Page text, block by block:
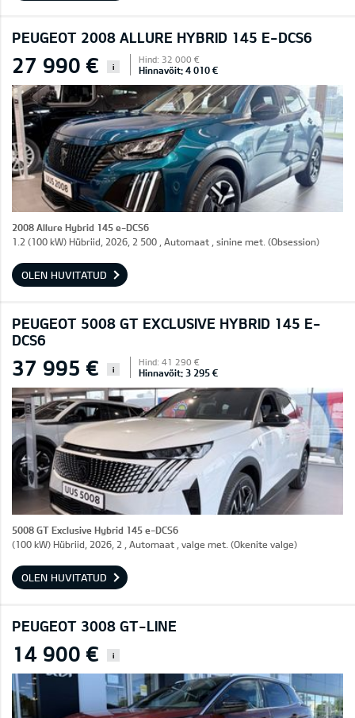
PEUGEOT 2008 ALLURE HYBRID 145 E-DCS6
27 990 € i
Hind: 32 000 €
Hinnavõit: 4 010 €
2008 Allure Hybrid 145 e-DCS6
1.2 (100 kW) Hübriid, 2026, 2 500 , Automaat , sinine met. (Obsession)
OLEN HUVITATUD
PEUGEOT 5008 GT EXCLUSIVE HYBRID 145 E-
DCS6
37 995 € i
Hind: 41 290 €
Hinnavõit: 3 295 €
5008 GT Exclusive Hybrid 145 e-DCS6
(100 kW) Hübriid, 2026, 2 , Automaat , valge met. (Okenite valge)
OLEN HUVITATUD
PEUGEOT 3008 GT-LINE
14 900 € i